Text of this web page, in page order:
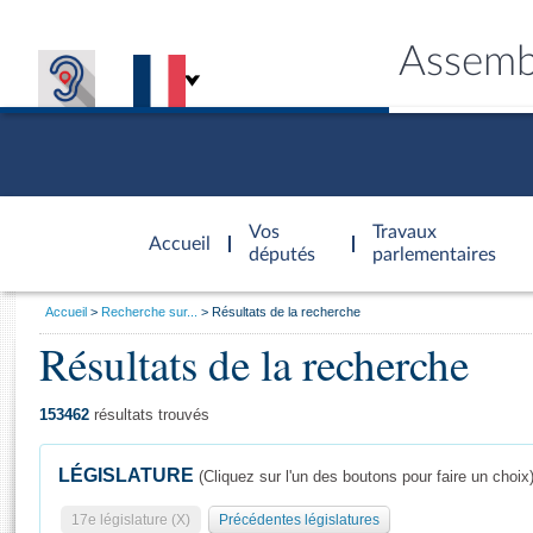
Accueil
d'accueil
Vos
députés
Travaux
parlementaires
Général
Vous
Accueil Recherche sur... Résultats de la recherche
Résultats de la recherche
153462 résultats trouvés
LÉGISLATURE (Cliquez sur l'un des boutons pour faire un choix)
17e législature (X) Précédentes législatures